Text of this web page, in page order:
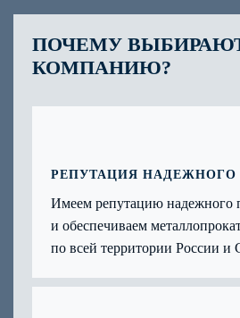
ПОЧЕМУ
КОМПАНИЮ?
РЕПУТАЦИЯ
Имеем репутацию надежного
и обеспечиваем
по всей территории России и